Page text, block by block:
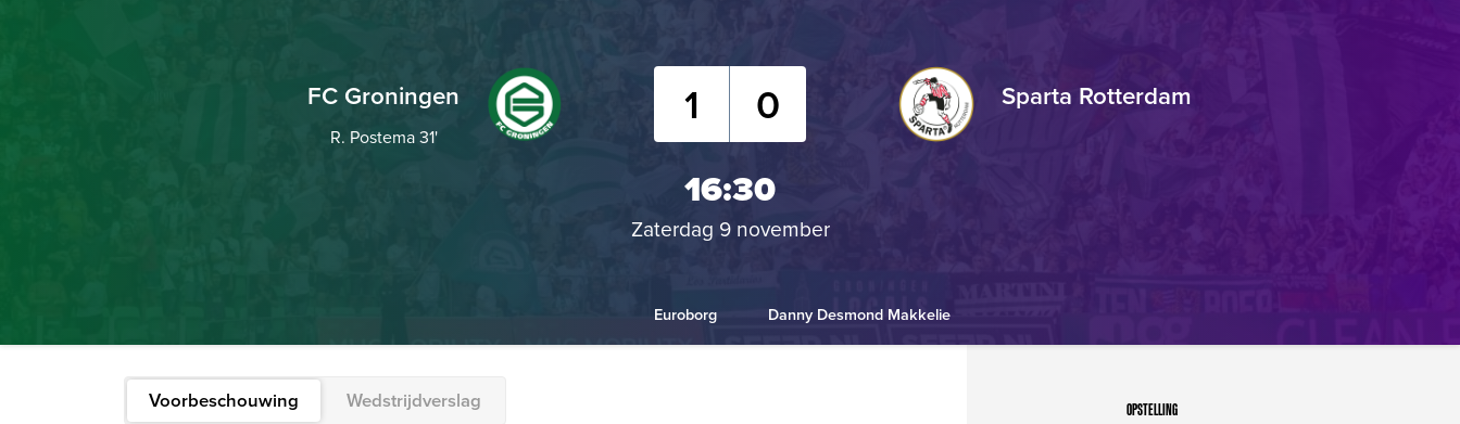
FC Groningen
R. Postema 31'
1 0
16:30
Zaterdag 9 november
Sparta Rotterdam
Euroborg Danny Desmond Makkelie
Voorbeschouwing Wedstrijdverslag OPSTELLING